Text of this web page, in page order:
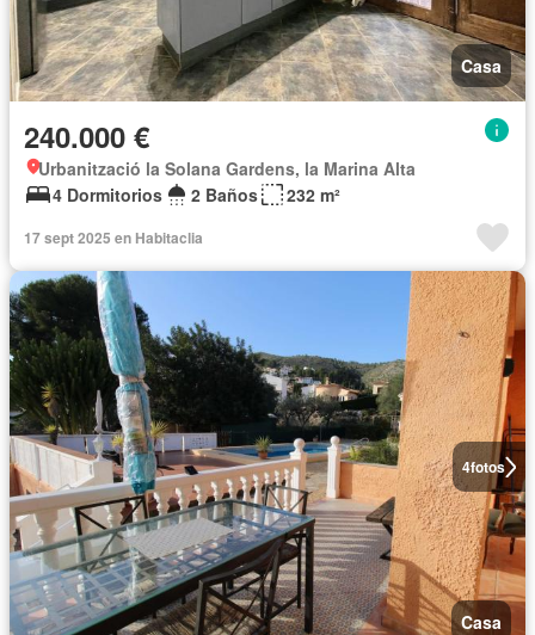
Casa
240.000 €
Urbanització la Solana Gardens, la Marina Alta
4 Dormitorios
2 Baños 232 m²
17 sept 2025 en Habitaclia
4fotos
Casa